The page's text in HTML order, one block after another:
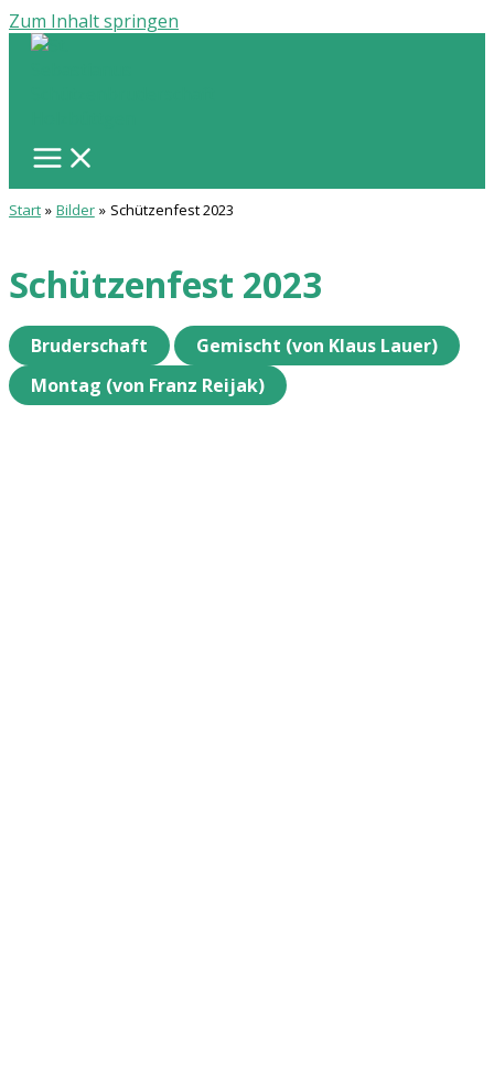
Zum Inhalt springen
Start Bilder Schützenfest 2023
Schützenfest 2023
Bruderschaft
Gemischt (von Klaus Lauer)
Montag (von Franz Reijak)